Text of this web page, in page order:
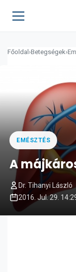
Főoldal ›Betegségek›
EMÉSZTÉS
A
Dr. Tihanyi László
2016. Jul. 29.